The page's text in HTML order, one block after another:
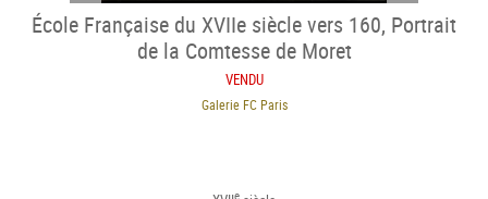
École Française du XVIIe siècle vers 160, Portrait
de la Comtesse de Moret
VENDU
Galerie FC Paris
e